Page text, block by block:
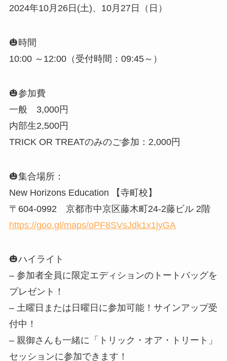
2024年10月26日(土)、10月27日（日）
🎃時間
10:00 ～12:00（受付時間：09:45～）
🎃参加費
一般 3,000円
内部生2,500円
TRICK OR TREATのみのご参加：2,000円
🎃集合場所：
New Horizons Education 【寺町校】
〒604-0992 京都市中京区藤木町24-2藤ビル 2階
https://goo.gl/maps/oPF8SVsJdk1x1jyGA
🎃ハイライト
– 参加者全員に限定エディションのトートバッグを
プレゼント！
– 土曜日または日曜日に参加可能！サインアップ受
付中！
– 親御さんも一緒に「トリック・オア・トリート」
セッションに参加できます！